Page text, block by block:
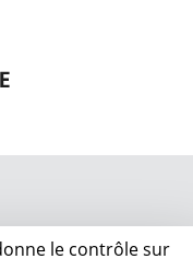
le contrôle sur